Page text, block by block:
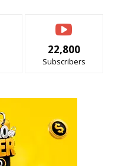
22,800
Subscribers